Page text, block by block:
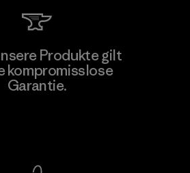
Yen CO., LTD
Produkte gilt
kompromisslose
Garantie.